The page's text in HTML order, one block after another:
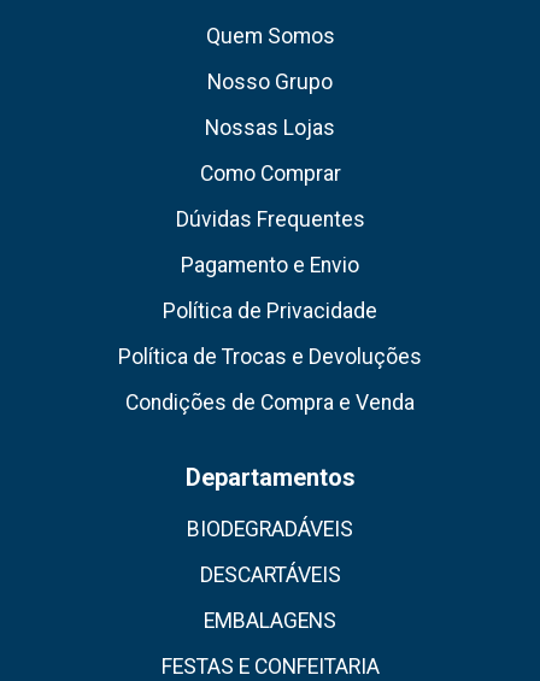
Quem Somos
Nosso Grupo
Nossas Lojas
Como Comprar
Dúvidas Frequentes
Pagamento e Envio
Política de Privacidade
Política de Trocas e Devoluções
Condições de Compra e Venda
Departamentos
BIODEGRADÁVEIS
DESCARTÁVEIS
EMBALAGENS
FESTAS E CONFEITARIA